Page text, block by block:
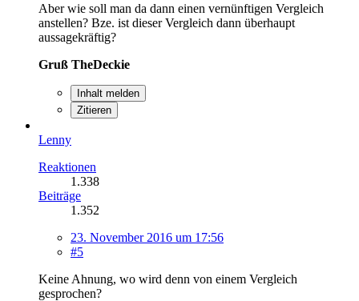
Aber wie soll man da dann einen vernünftigen Vergleich
anstellen? Bze. ist dieser Vergleich dann überhaupt
aussagekräftig?
Gruß TheDeckie
Inhalt melden
Zitieren
Lenny
Reaktionen
1.338
Beiträge
1.352
23. November 2016 um 17:56
#5
Keine Ahnung, wo wird denn von einem Vergleich
gesprochen?